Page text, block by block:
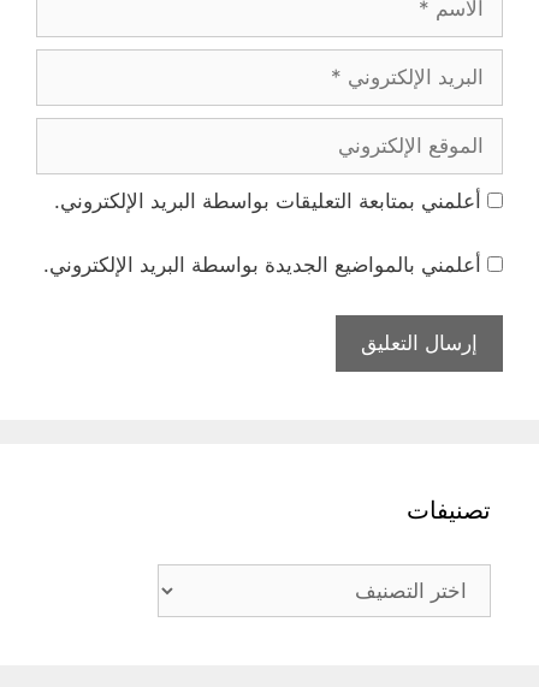
الإلكتروني
الإلكتروني
أعلمني بمتابعة التعليقات بواسطة البريد الإلكتروني.
أعلمني بالمواضيع الجديدة بواسطة البريد الإلكتروني.
تصنيفات
تصنيفات